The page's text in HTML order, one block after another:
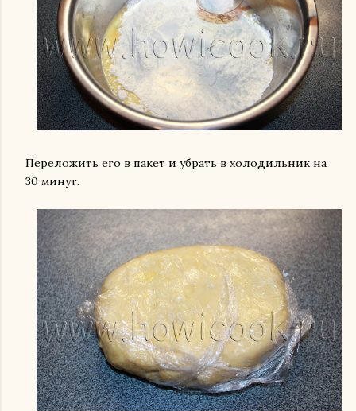
Переложить его в пакет и убрать в холодильник на
30 минут.